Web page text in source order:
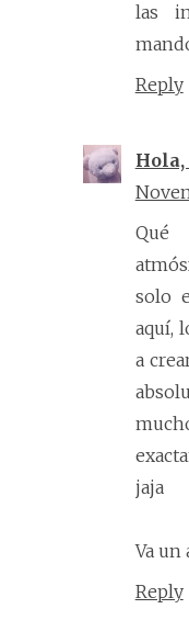
las
Reply
Qué
solo
aquí,
a
jaja
Va un
Reply